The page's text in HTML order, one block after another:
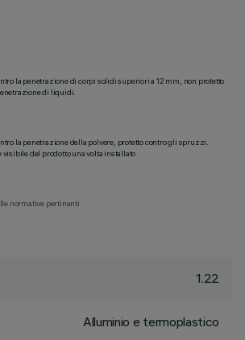
la penetrazione di corpi solidi superiori a 12 mm, non protetto
di liquidi.
la penetrazione della polvere, protetto contro gli spruzzi.
visibile del prodotto una volta installato
normative pertinenti.
1.22
Alluminio e termoplastico